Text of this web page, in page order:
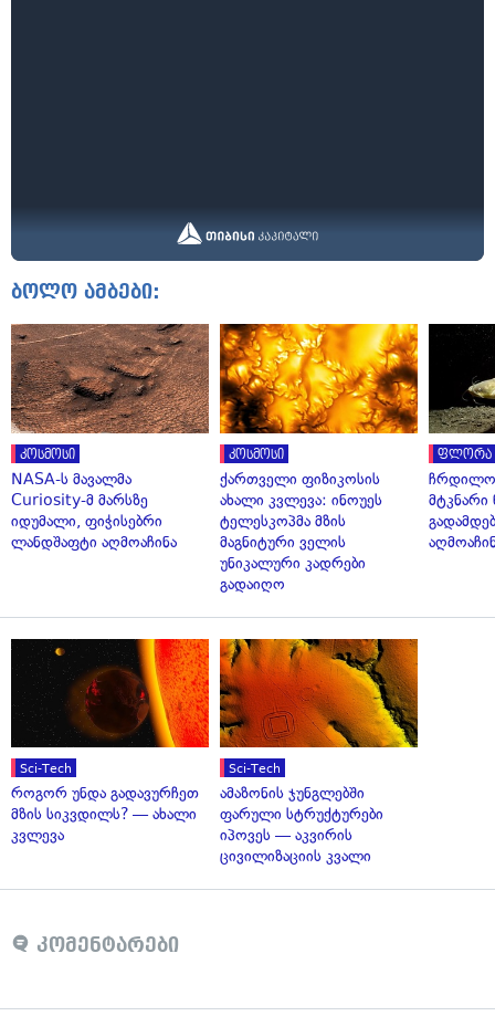
ბოლო ამბები:
კოსმოსი
NASA-ს მავალმა
Curiosity-მ მარსზე
იდუმალი, ფიჭისებრი
ლანდშაფტი აღმოაჩინა
კოსმოსი
ქართველი ფიზიკოსის
ახალი კვლევა: ინოუეს
ტელესკოპმა მზის
მაგნიტური ველის
უნიკალური კადრები
გადაიღო
ფლორა
მტკნარი
Sci-Tech
როგორ უნდა გადავურჩეთ
მზის სიკვდილს? — ახალი
კვლევა
Sci-Tech
ამაზონის ჯუნგლებში
ფარული სტრუქტურები
იპოვეს — აკვირის
ცივილიზაციის კვალი
კომენტარები